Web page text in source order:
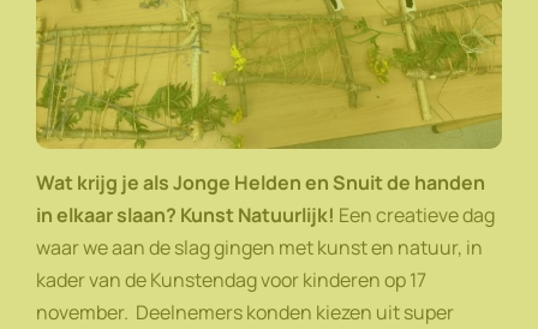
Wat krijg je als Jonge Helden en Snuit de handen
in elkaar slaan? Kunst Natuurlijk! Een creatieve dag
waar we aan de slag gingen met kunst en natuur, in
kader van de Kunstendag voor kinderen op 17
november. Deelnemers konden kiezen uit super